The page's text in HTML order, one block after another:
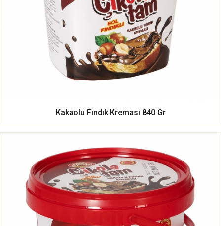
Kakaolu Fındık Kreması 840 Gr